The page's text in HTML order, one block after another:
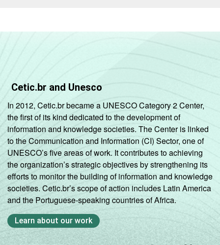
Cetic.br and Unesco
In 2012, Cetic.br became a UNESCO Category 2 Center,
the first of its kind dedicated to the development of
information and knowledge societies. The Center is linked
to the Communication and Information (CI) Sector, one of
UNESCO’s five areas of work. It contributes to achieving
the organization’s strategic objectives by strengthening its
efforts to monitor the building of information and knowledge
societies. Cetic.br’s scope of action includes Latin America
and the Portuguese-speaking countries of Africa.
Learn about our work